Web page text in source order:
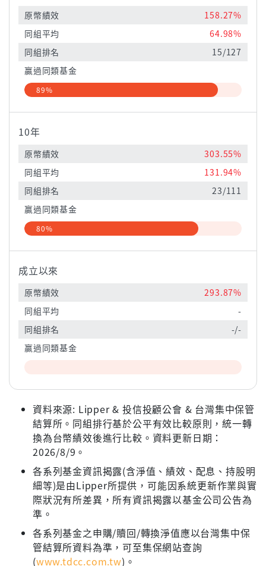
原幣績效
158.27%
同組平均
64.98%
同組排名
15/127
贏過同類基金
89%
10年
原幣績效
303.55%
同組平均
131.94%
同組排名
23/111
贏過同類基金
80%
成立以來
原幣績效
293.87%
同組平均
-
同組排名
-/-
贏過同類基金
資料來源: Lipper & 投信投顧公會 & 台灣集中保管
結算所。同組排行基於公平有效比較原則，統一轉
換為台幣績效後進行比較。資料更新日期：
2026/8/9。
各系列基金資訊揭露(含淨值、績效、配息、持股明
細等)是由Lipper所提供，可能因系統更新作業與實
際狀況有所差異，所有資訊揭露以基金公司公告為
準。
各系列基金之申購/贖回/轉換淨值應以台灣集中保
管結算所資料為準，可至集保網站查詢
(www.tdcc.com.tw)。